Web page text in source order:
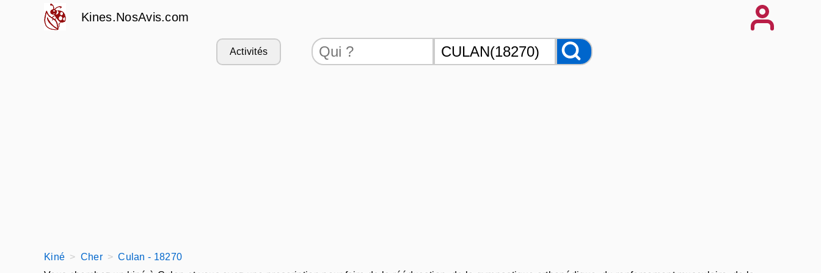
Kines.NosAvis.com
Activités
Kiné Cher Culan - 18270